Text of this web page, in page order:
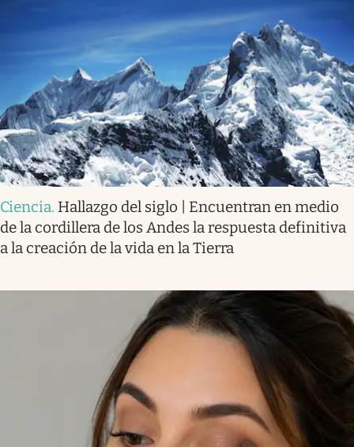
Ciencia. Hallazgo del siglo | Encuentran en medio
de la cordillera de los Andes la respuesta definitiva
a la creación de la vida en la Tierra